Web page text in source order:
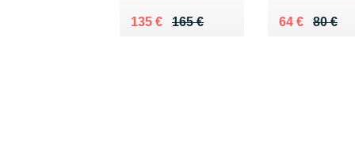
165 €
Au lieu de 165 €
135 €
Vendu 135 € 80 €
Au lieu de
64 €
Vendu 64 €